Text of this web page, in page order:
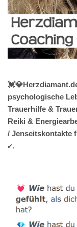
psychologische
Trauerhilfe &
Reiki &
/ Jenseitskontakte
✔.